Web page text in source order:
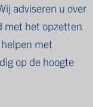
adviseren u over
met het opzetten
met
op de hoogte